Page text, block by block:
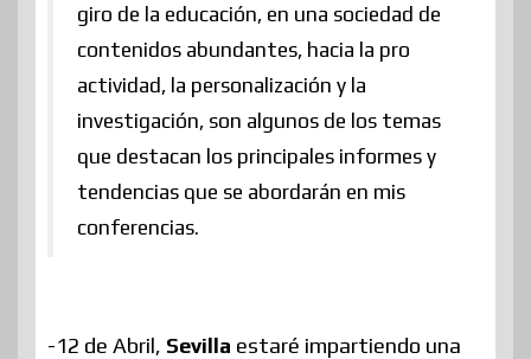
giro de la educación, en una sociedad de
contenidos abundantes, hacia la pro
actividad, la personalización y la
investigación, son algunos de los temas
que destacan los principales informes y
tendencias que se abordarán en mis
conferencias.
-12 de Abril, Sevilla estaré impartiendo una